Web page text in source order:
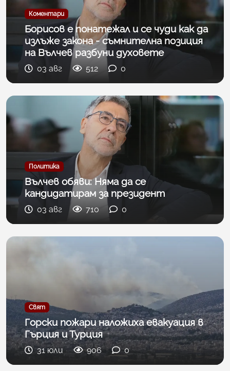
Коментари
Борисов е понатежал и се чуди как да
излъже закона - съмнителна позиция
на Вълчев разбуни духовете
03 авг 512 0
Политика
Вълчев обяви: Няма да се
кандидатирам за президент
03 авг 710 0
Свят
Горски пожари наложиха евакуация в
Гърция и Турция
31 юли 906 0